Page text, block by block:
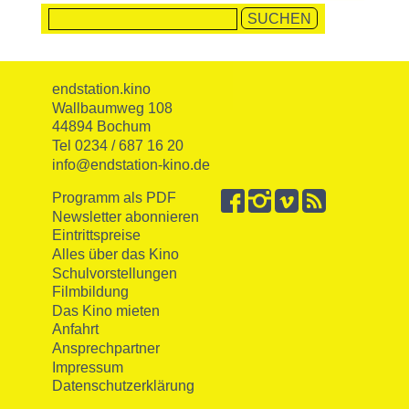
endstation.kino
Wallbaumweg 108
44894 Bochum
Tel 0234 / 687 16 20
info@endstation-kino.de
Programm als PDF
Newsletter abonnieren
Eintrittspreise
Alles über das Kino
Schulvorstellungen
Filmbildung
Das Kino mieten
Anfahrt
Ansprechpartner
Impressum
Datenschutzerklärung